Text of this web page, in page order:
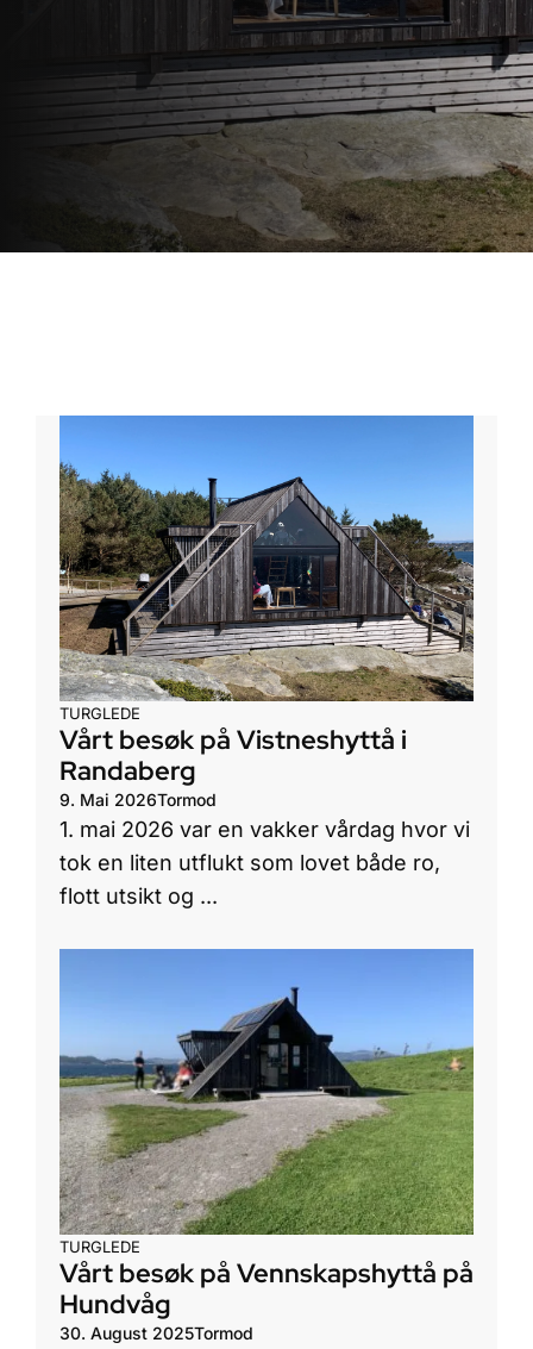
TURGLEDE
Vårt besøk på Vistneshyttå i
Randaberg
9. Mai 2026Tormod
1. mai 2026 var en vakker vårdag hvor vi
tok en liten utflukt som lovet både ro,
flott utsikt og ...
TURGLEDE
Vårt besøk på Vennskapshyttå på
Hundvåg
30. August 2025Tormod